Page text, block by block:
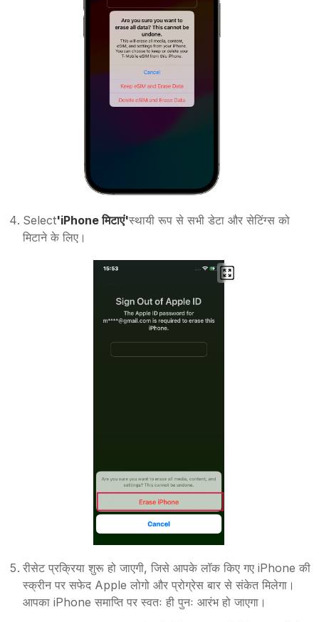
Select'iPhone मिटाएं'स्थायी रूप से सभी डेटा और सेटिंग्स को
मिटाने के लिए।
रीसेट प्रक्रिया शुरू हो जाएगी, जिसे आपके लॉक किए गए iPhone की
स्क्रीन पर सफेद Apple लोगो और प्रोग्रेस बार से संकेत मिलेगा।
आपका iPhone समाप्ति पर स्वतः ही पुनः आरंभ हो जाएगा।